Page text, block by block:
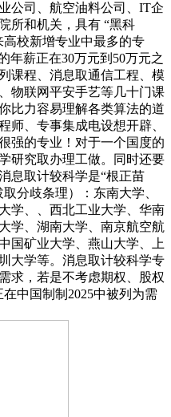
公司、航空油料公司、IT企
所和机关，具有 “黑科
校新增专业中最多的专
年薪正在30万元到50万元之
课程、消息取通信工程、模
物联网平安手艺等几十门课
比力容易理解各类算法的道
师、专事集成电设想开辟、
强的专业！对于一个国度的
研究取办理工做。同时还要
息取计较科学是“根正苗
分歧条理）：东南大学、
学、、西北工业大学、华南
学、湖南大学、南京航空航
国矿业大学、燕山大学、上
大学等。消息取计较科学专
求，若是不考虑期权、股权
中国制制2025中被列为需